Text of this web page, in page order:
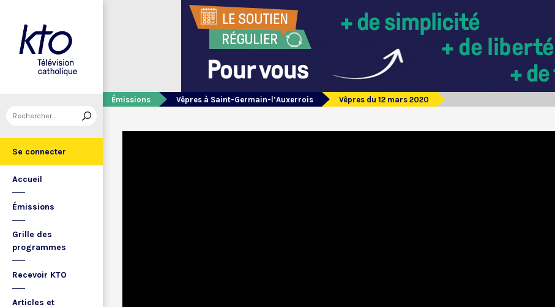
Se connecter
Accueil
Émissions
Grille des
programmes
Recevoir KTO
Articles et
Émissions Vêpres à Saint-Germain-l’Auxerrois Vêpres du 12 mars 2020